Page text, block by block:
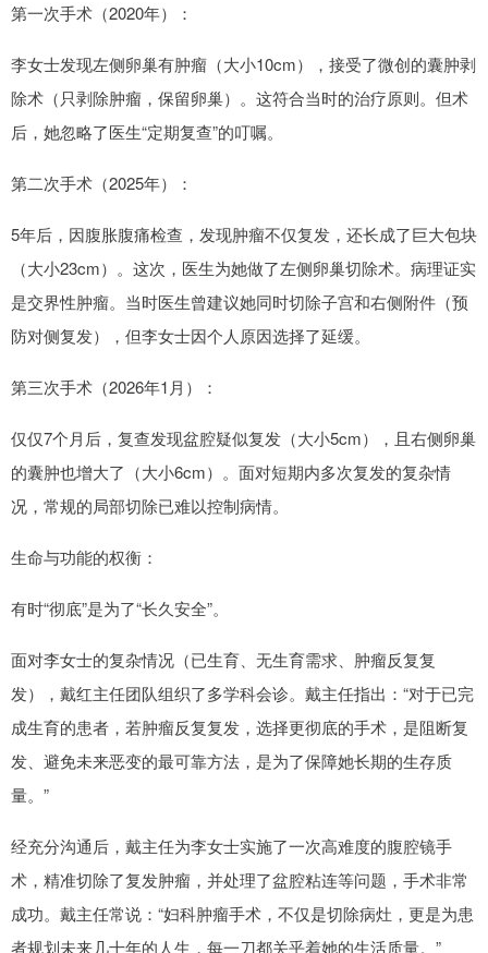
第一次手术（2020年）：
李女士发现左侧卵巢有肿瘤（大小10cm），接受了微创的囊肿剥
除术（只剥除肿瘤，保留卵巢）。这符合当时的治疗原则。但术
后，她忽略了医生“定期复查”的叮嘱。
第二次手术（2025年）：
5年后，因腹胀腹痛检查，发现肿瘤不仅复发，还长成了巨大包块
（大小23cm）。这次，医生为她做了左侧卵巢切除术。病理证实
是交界性肿瘤。当时医生曾建议她同时切除子宫和右侧附件（预
防对侧复发），但李女士因个人原因选择了延缓。
第三次手术（2026年1月）：
仅仅7个月后，复查发现盆腔疑似复发（大小5cm），且右侧卵巢
的囊肿也增大了（大小6cm）。面对短期内多次复发的复杂情
况，常规的局部切除已难以控制病情。
生命与功能的权衡：
有时“彻底”是为了“长久安全”。
面对李女士的复杂情况（已生育、无生育需求、肿瘤反复复
发），戴红主任团队组织了多学科会诊。戴主任指出：“对于已完
成生育的患者，若肿瘤反复复发，选择更彻底的手术，是阻断复
发、避免未来恶变的最可靠方法，是为了保障她长期的生存质
量。”
经充分沟通后，戴主任为李女士实施了一次高难度的腹腔镜手
术，精准切除了复发肿瘤，并处理了盆腔粘连等问题，手术非常
成功。戴主任常说：“妇科肿瘤手术，不仅是切除病灶，更是为患
者规划未来几十年的人生，每一刀都关乎着她的生活质量。”